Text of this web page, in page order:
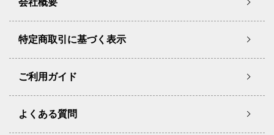
特定商取引に基づく表示
ご利用ガイド
よくある質問